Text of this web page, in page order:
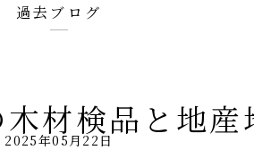
過去ブログ
材検品と地産
2025年05月22日